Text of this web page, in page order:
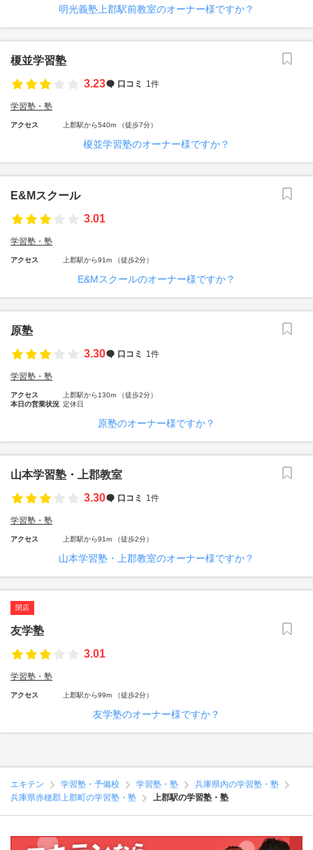
明光義塾上郡駅前教室のオーナー様ですか？
榎並学習塾
3.23
口コミ 1件
学習塾・塾
アクセス 上郡駅から540m （徒歩7分）
榎並学習塾のオーナー様ですか？
E&Mスクール
3.01
学習塾・塾
アクセス 上郡駅から91m （徒歩2分）
E&Mスクールのオーナー様ですか？
原塾
3.30
口コミ 1件
学習塾・塾
アクセス
上郡駅から130m （徒歩2分）
本日の営業状況 定休日
原塾のオーナー様ですか？
山本学習塾・上郡教室
3.30
口コミ 1件
学習塾・塾
アクセス 上郡駅から91m （徒歩2分）
山本学習塾・上郡教室のオーナー様ですか？
閉店
友学塾
3.01
学習塾・塾
アクセス 上郡駅から99m （徒歩2分）
友学塾のオーナー様ですか？
エキテン 学習塾・予備校 学習塾・塾
兵庫県内の学習塾・塾
兵庫県赤穂郡上郡町の学習塾・塾
上郡駅の学習塾・塾